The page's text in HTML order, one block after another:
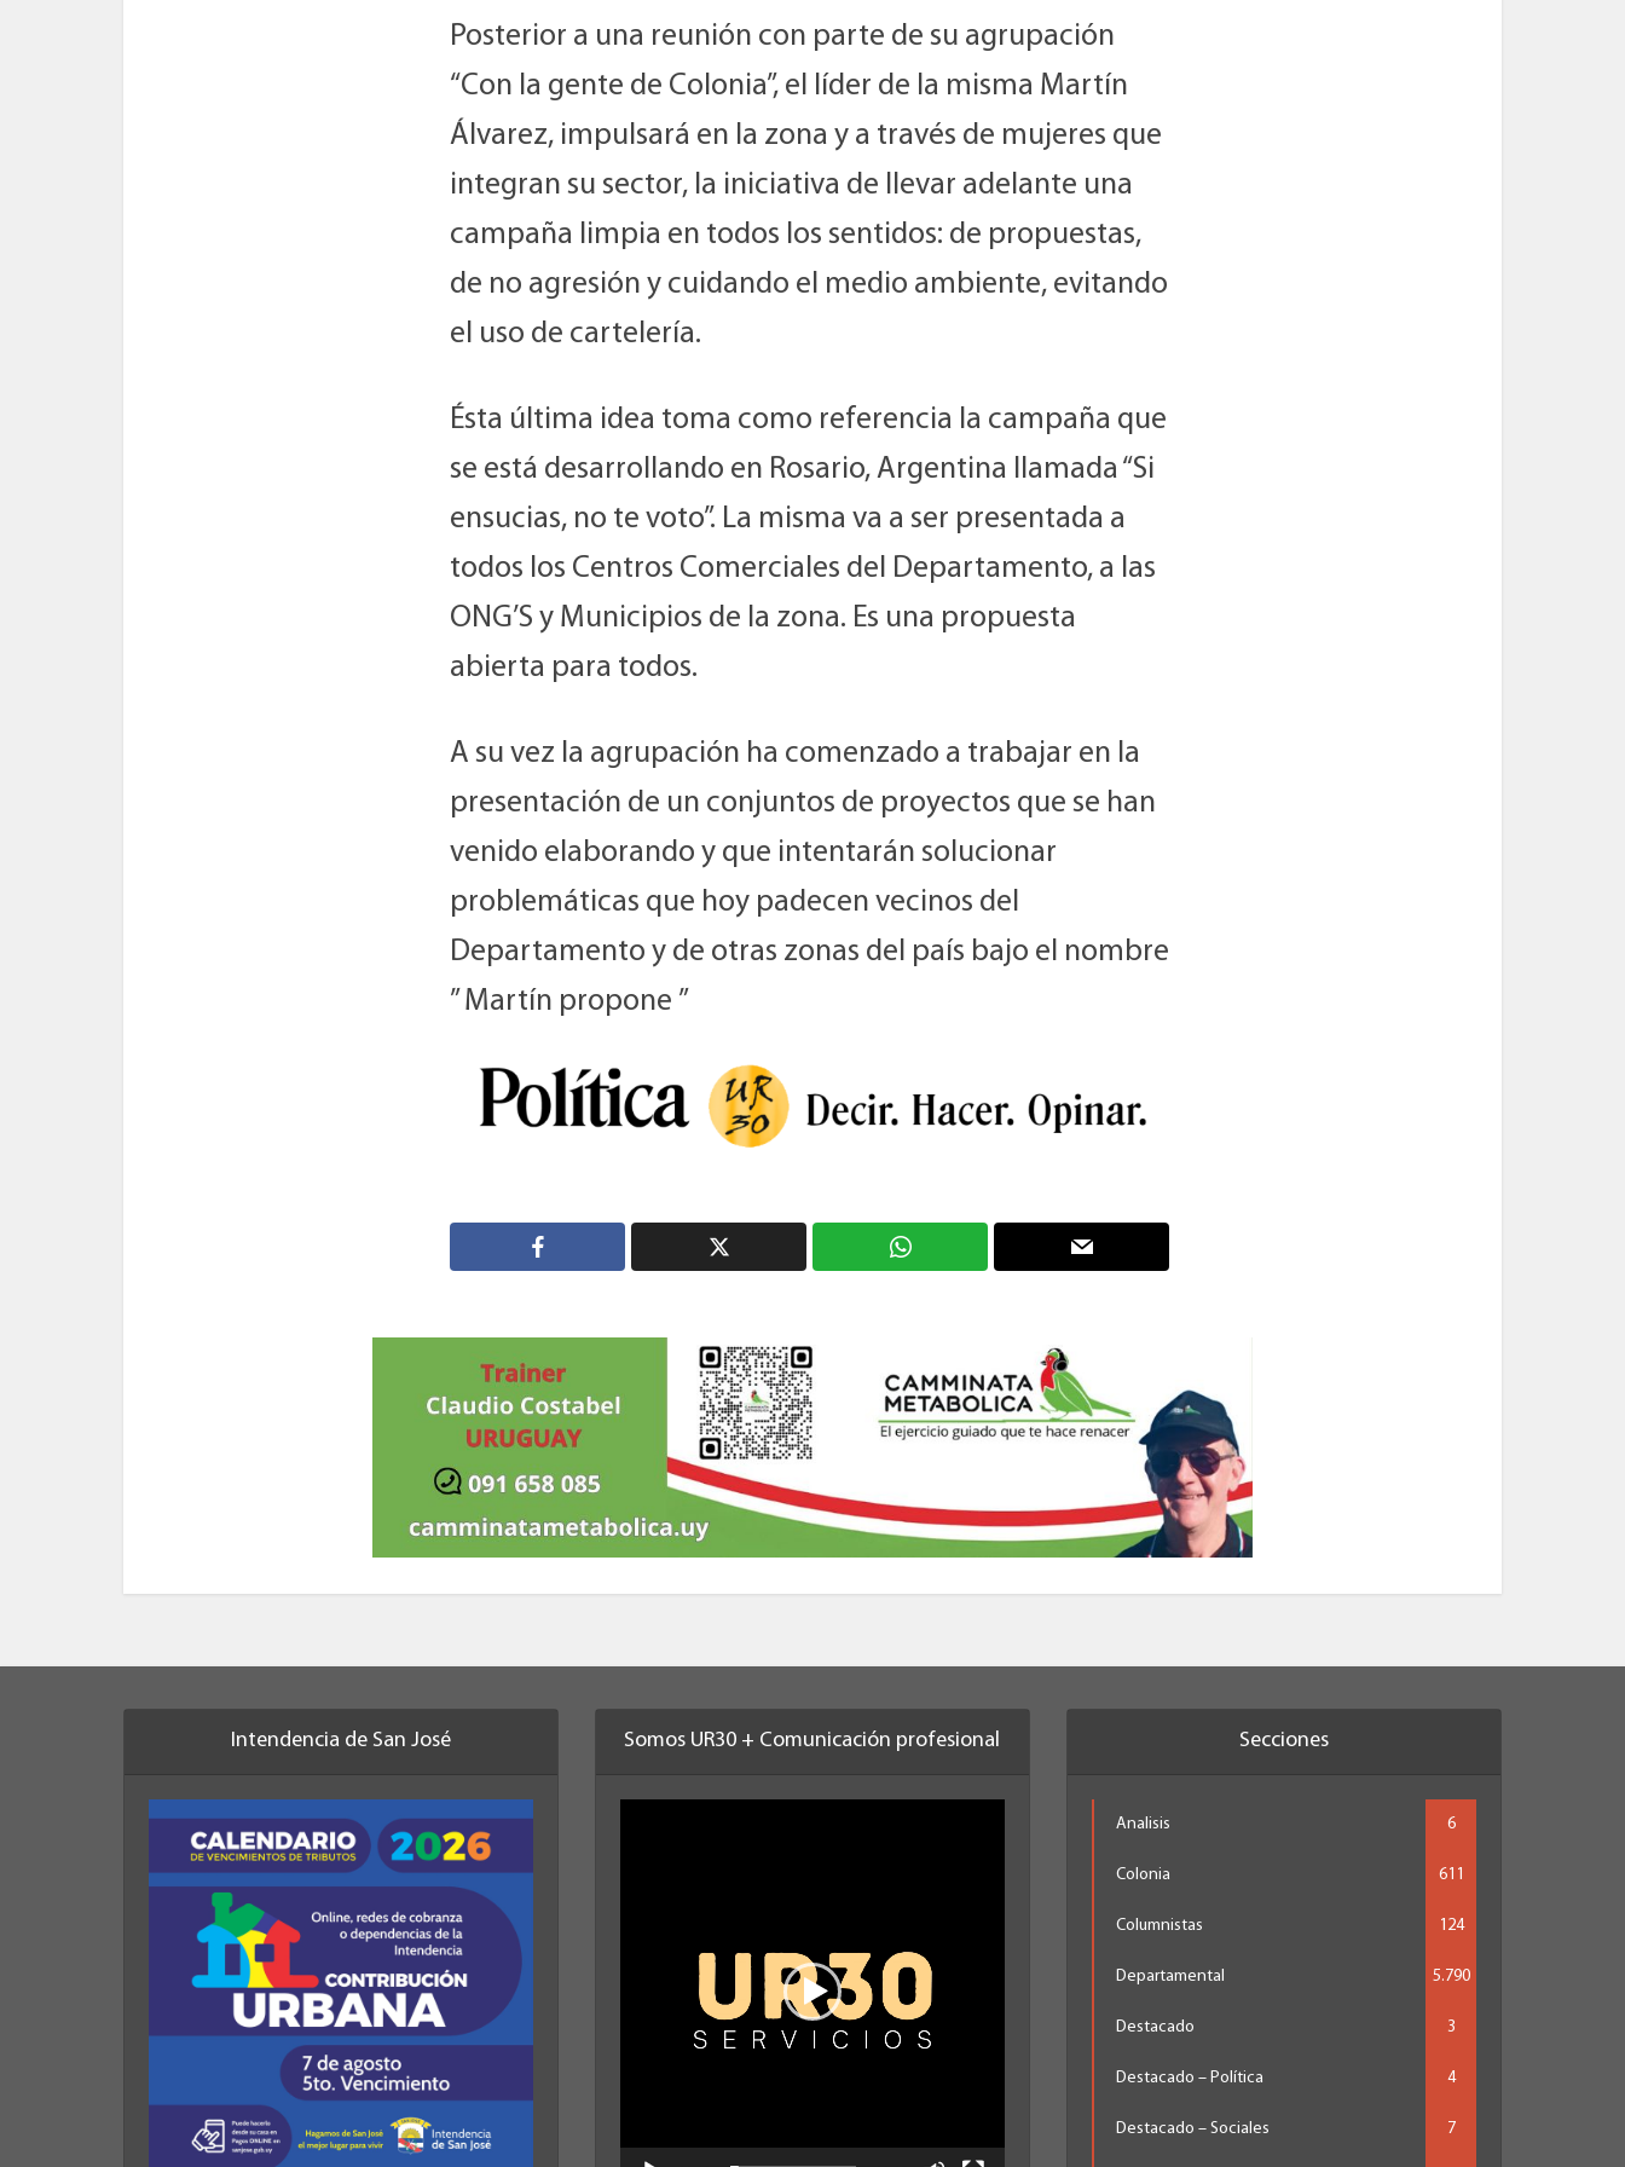
Posterior a una reunión con parte de su agrupación
“Con la gente de Colonia”, el líder de la misma Martín
Álvarez, impulsará en la zona y a través de mujeres que
integran su sector, la iniciativa de llevar adelante una
campaña limpia en todos los sentidos: de propuestas,
de no agresión y cuidando el medio ambiente, evitando
el uso de cartelería.
Ésta última idea toma como referencia la campaña que
se está desarrollando en Rosario, Argentina llamada “Si
ensucias, no te voto”. La misma va a ser presentada a
todos los Centros Comerciales del Departamento, a las
ONG’S y Municipios de la zona. Es una propuesta
abierta para todos.
A su vez la agrupación ha comenzado a trabajar en la
presentación de un conjuntos de proyectos que se han
venido elaborando y que intentarán solucionar
problemáticas que hoy padecen vecinos del
Departamento y de otras zonas del país bajo el nombre
” Martín propone ”
Intendencia de San José Somos UR30 + Comunicación profesional Secciones
Analisis 6
Colonia 611
Columnistas 124
Departamental 5.790
Destacado 3
Destacado – Política 4
Destacado – Sociales 7